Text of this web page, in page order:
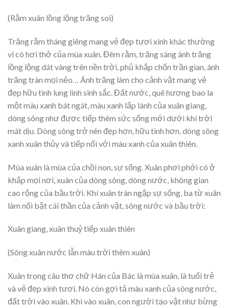
(Rằm xuân lồng lộng trăng soi)
Trăng rằm tháng giêng mang vẻ đẹp tươi xinh khác thường
vì có hơi thở của mùa xuân. Đêm rằm, trăng sáng ánh trăng
lồng lộng dát vàng trên nền trời, phủ khắp chốn trần gian, ánh
trăng tràn mọi nẻo… Ánh trăng làm cho cảnh vật mang vẻ
đẹp hữu tình lung linh sinh sắc. Đất nước, quê hương bao la
một màu xanh bát ngát, màu xanh lấp lánh của xuân giang,
dòng sông như được tiếp thêm sức sống mới dưới khí trời
mát dịu. Dòng sông trở nên đẹp hơn, hữu tình hơn, dòng sông
xanh xuân thủy và tiếp nối với màu xanh của xuân thiên.
Mùa xuân là mùa của chồi non, sự sống. Xuân phơi phới có ở
khắp mọi nơi, xuân của dòng sông, dòng nước, không gian
cao rộng của bầu trời. Khí xuân tràn ngập sự sống, ba từ xuân
làm nổi bật cái thần của cảnh vật, sông nước và bầu trời:
Xuân giang, xuân thuỷ tiếp xuân thiên
(Sông xuân nước lẫn màu trời thêm xuân)
Xuân trong câu thơ chữ Hán của Bác là mùa xuân, là tuổi trẻ
và vẻ đẹp xinh tươi. Nó còn gợi tả màu xanh của sông nước,
đất trời vào xuân. Khi vào xuân, con người tạo vật như bừng